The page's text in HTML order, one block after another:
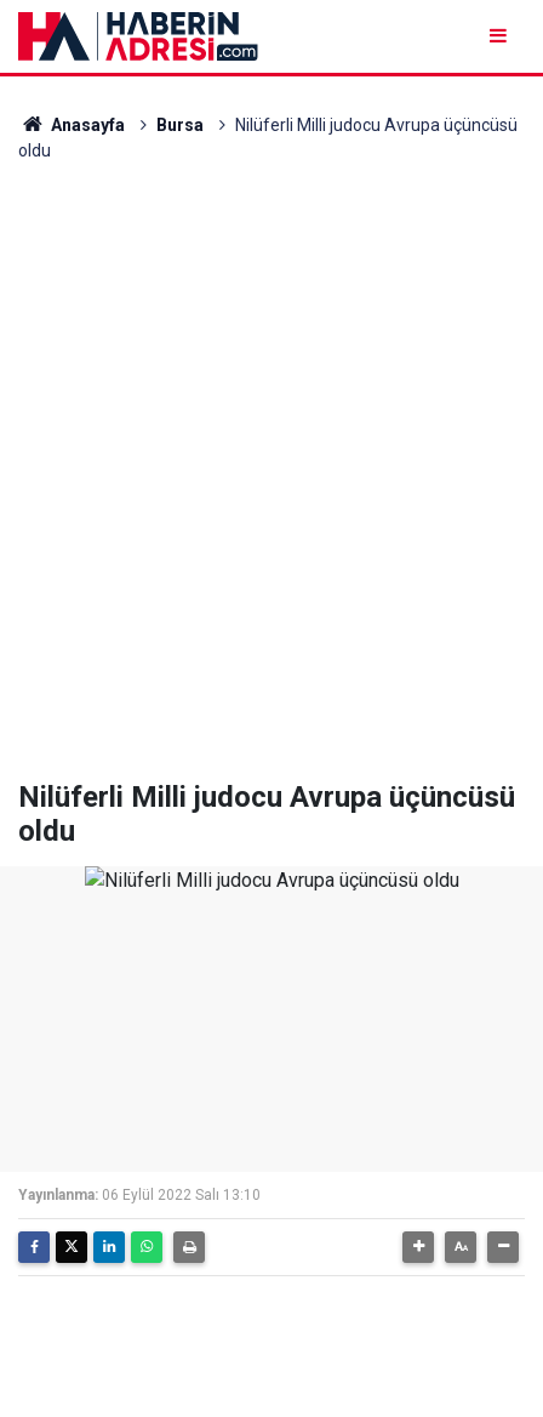
Anasayfa Bursa
Nilüferli Milli judocu Avrupa üçüncüsü
oldu
Nilüferli Milli judocu Avrupa üçüncüsü
oldu
Yayınlanma: 06 Eylül 2022 Salı 13:10